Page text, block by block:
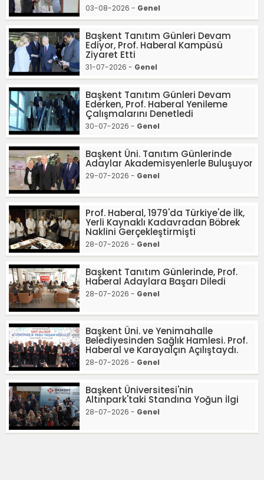
03-08-2026 - Genel
Başkent Tanıtım Günleri Devam
Ediyor, Prof. Haberal Kampüsü
Ziyaret Etti
31-07-2026 - Genel
Başkent Tanıtım Günleri Devam
Ederken, Prof. Haberal Yenileme
Çalışmalarını Denetledi
30-07-2026 - Genel
Başkent Üni. Tanıtım Günlerinde
Adaylar Akademisyenlerle Buluşuyor
29-07-2026 - Genel
Prof. Haberal, 1979'da Türkiye'de İlk,
Yerli Kaynaklı Kadavradan Böbrek
Naklini Gerçekleştirmişti
28-07-2026 - Genel
Başkent Tanıtım Günlerinde, Prof.
Haberal Adaylara Başarı Diledi
28-07-2026 - Genel
Başkent Üni. ve Yenimahalle
Belediyesinden Sağlık Hamlesi. Prof.
Haberal ve Karayalçın Açılıştaydı.
28-07-2026 - Genel
Başkent Üniversitesi'nin
Altınpark'taki Standına Yoğun İlgi
28-07-2026 - Genel